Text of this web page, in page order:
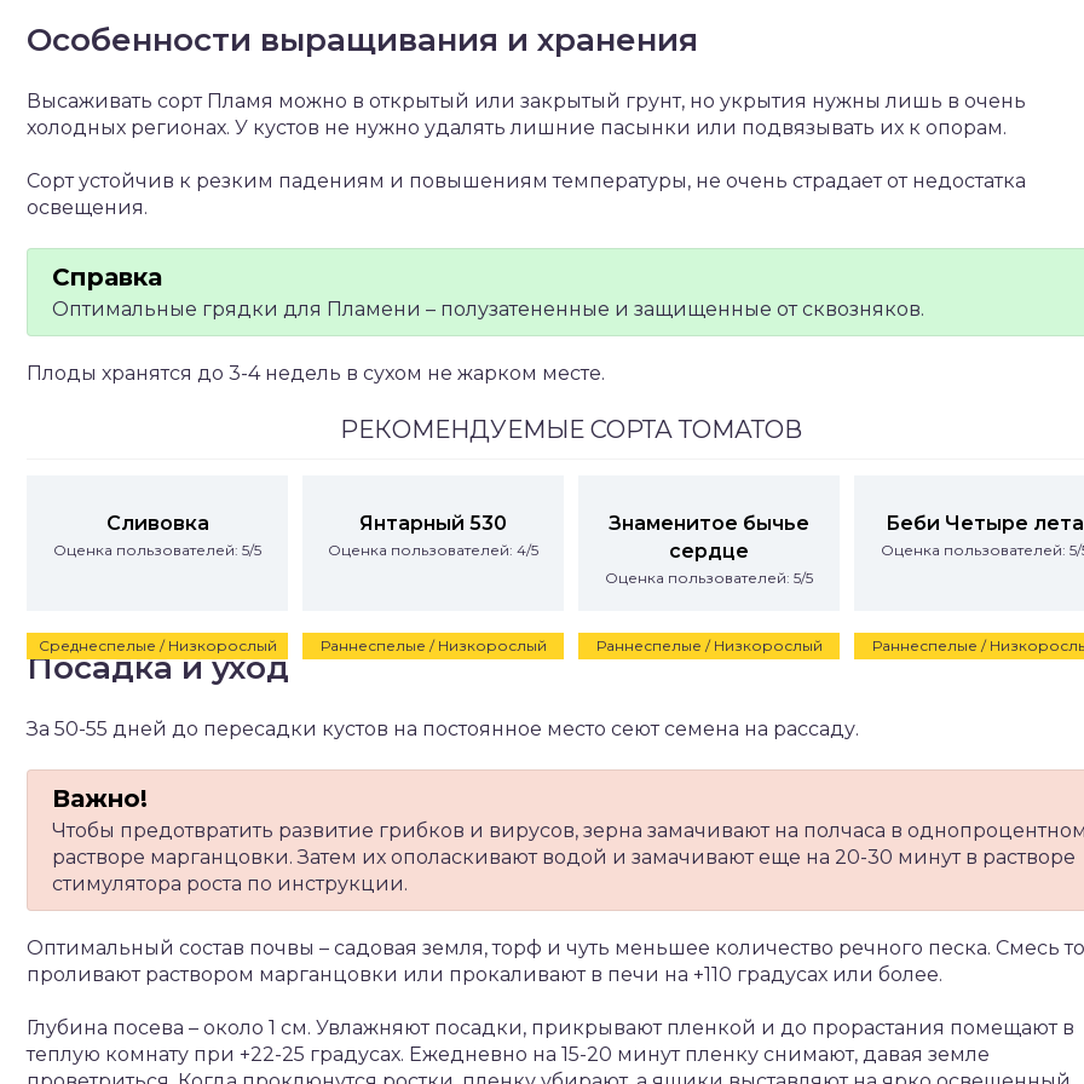
Особенности выращивания и хранения
Высаживать сорт Пламя можно в открытый или закрытый грунт, но укрытия нужны лишь в очень
холодных регионах. У кустов не нужно удалять лишние пасынки или подвязывать их к опорам.
Сорт устойчив к резким падениям и повышениям температуры, не очень страдает от недостатка
освещения.
Оптимальные грядки для Пламени – полузатененные и защищенные от сквозняков.
Плоды хранятся до 3-4 недель в сухом не жарком месте.
РЕКОМЕНДУЕМЫЕ СОРТА ТОМАТОВ
Среднеспелые / Низкорослый
Сливовка
Оценка пользователей: 5/5
Раннеспелые / Низкорослый
Янтарный 530
Оценка пользователей: 4/5
Раннеспелые / Низкорослый
Знаменитое бычье
сердце
Оценка пользователей: 5/5
Раннеспелые /
Беби Четыре лета
Оценка пользователей: 5/
Посадка и уход
За 50-55 дней до пересадки кустов на постоянное место сеют семена на рассаду.
Чтобы предотвратить развитие грибков и вирусов, зерна замачивают на полчаса в однопроцентном
растворе марганцовки. Затем их ополаскивают водой и замачивают еще на 20-30 минут в растворе
стимулятора роста по инструкции.
Оптимальный состав почвы – садовая земля, торф и чуть меньшее количество речного песка. Смесь
проливают раствором марганцовки или прокаливают в печи на +110 градусах или более.
Глубина посева – около 1 см. Увлажняют посадки, прикрывают пленкой и до прорастания помещают в
теплую комнату при +22-25 градусах. Ежедневно на 15-20 минут пленку снимают, давая земле